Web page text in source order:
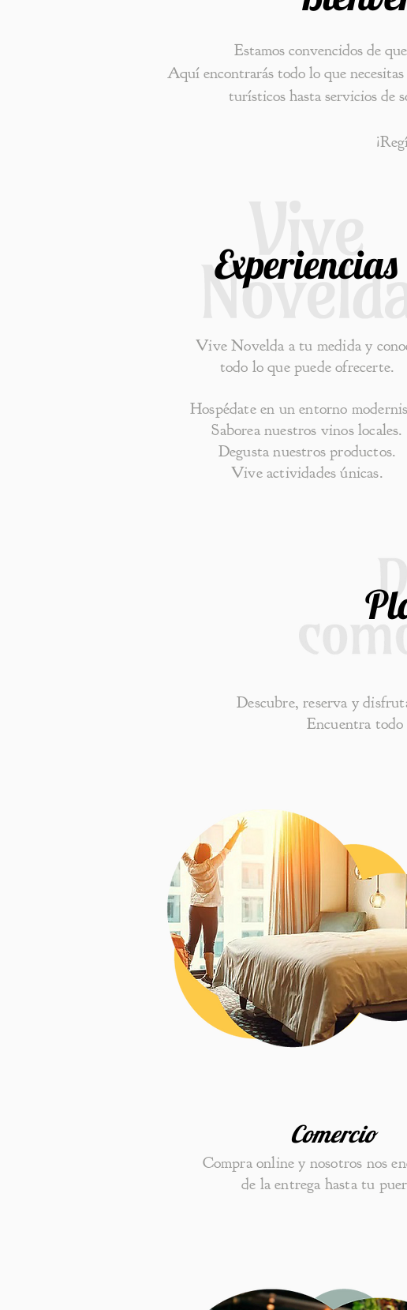
Estamos convencidos de
Aquí encontrarás todo lo que
turísticos hasta servicios de
Experiencias
Vive Novelda a tu medida y
todo lo que puede ofrecerte.
Hospédate en un entorno
Saborea nuestros vinos locales.
Degusta nuestros productos.
Vive actividades únicas.
Descubre, reserva y
Encuentra todo
Comercio
Compra online y nosotros nos
de la entrega hasta tu